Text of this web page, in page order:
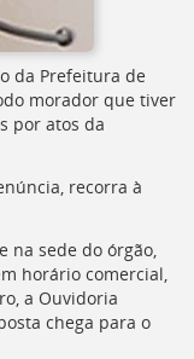
da Prefeitura de
morador que tiver
por atos da
recorra à
na sede do órgão,
horário comercial,
a Ouvidoria
chega para o